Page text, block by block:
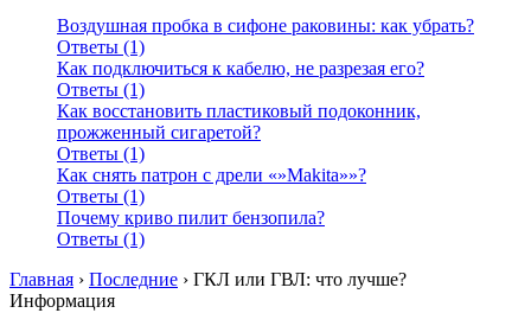
Воздушная пробка в сифоне раковины: как убрать?
Ответы (1)
Как подключиться к кабелю, не разрезая его?
Ответы (1)
Как восстановить пластиковый подоконник,
прожженный сигаретой?
Ответы (1)
Как снять патрон с дрели «»Makita»»?
Ответы (1)
Почему криво пилит бензопила?
Ответы (1)
Главная › Последние › ГКЛ или ГВЛ: что лучше?
Информация